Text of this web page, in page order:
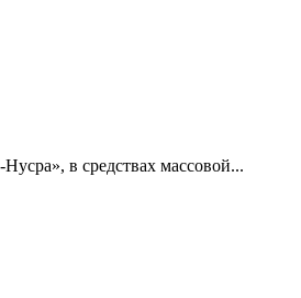
в средствах массовой...